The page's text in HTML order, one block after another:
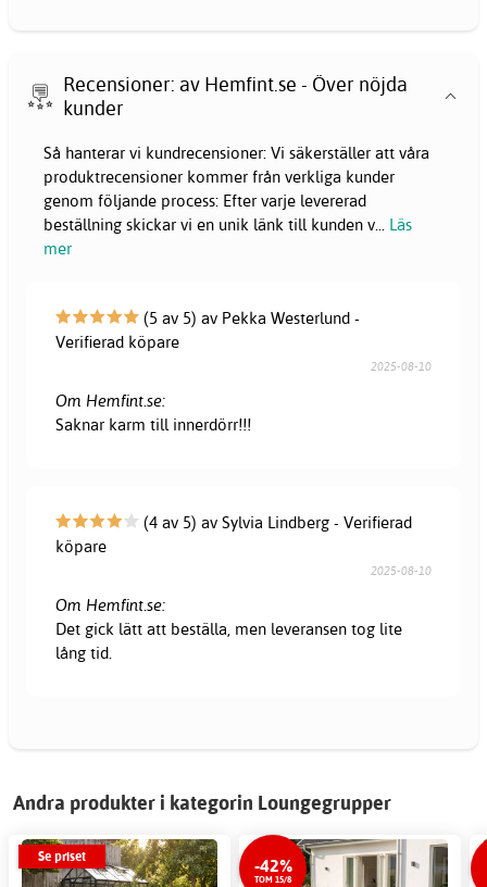
Recensioner: av Hemfint.se - Över nöjda
kunder
Så hanterar vi kundrecensioner: Vi säkerställer att våra
produktrecensioner kommer från verkliga kunder
genom följande process: Efter varje levererad
beställning skickar vi en unik länk till kunden v... Läs
mer
(5 av 5) av Pekka Westerlund -
Verifierad köpare
2025-08-10
Om Hemfint.se:
Saknar karm till innerdörr!!!
(4 av 5) av Sylvia Lindberg - Verifierad
köpare
2025-08-10
Om Hemfint.se:
Det gick lätt att beställa, men leveransen tog lite
lång tid.
Andra produkter i kategorin Loungegrupper
Se priset -42%
TOM 15/8